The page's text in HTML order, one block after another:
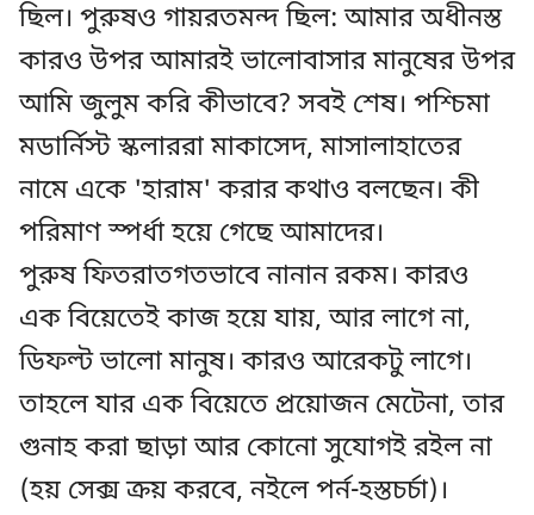
ছিল। পুরুষও গায়রতমন্দ ছিল: আমার অধীনস্ত
কারও উপর আমারই ভালোবাসার মানুষের উপর
আমি জুলুম করি কীভাবে? সবই শেষ। পশ্চিমা
মডার্নিস্ট স্কলাররা মাকাসেদ, মাসালাহাতের
নামে একে 'হারাম' করার কথাও বলছেন। কী
পরিমাণ স্পর্ধা হয়ে গেছে আমাদের।
পুরুষ ফিতরাতগতভাবে নানান রকম। কারও
এক বিয়েতেই কাজ হয়ে যায়, আর লাগে না,
ডিফল্ট ভালো মানুষ। কারও আরেকটু লাগে।
তাহলে যার এক বিয়েতে প্রয়োজন মেটেনা, তার
গুনাহ করা ছাড়া আর কোনো সুযোগই রইল না
(হয় সেক্স ক্রয় করবে, নইলে পর্ন-হস্তচর্চা)।